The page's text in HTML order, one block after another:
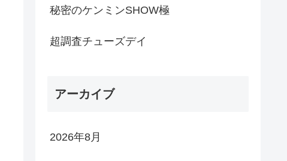
秘密のケンミンSHOW極
超調査チューズデイ
アーカイブ
2026年8月